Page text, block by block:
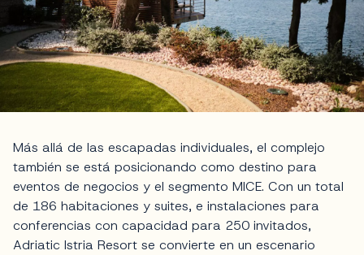
Más allá de las escapadas individuales, el complejo
también se está posicionando como destino para
eventos de negocios y el segmento MICE. Con un total
de 186 habitaciones y suites, e instalaciones para
conferencias con capacidad para 250 invitados,
Adriatic Istria Resort se convierte en un escenario